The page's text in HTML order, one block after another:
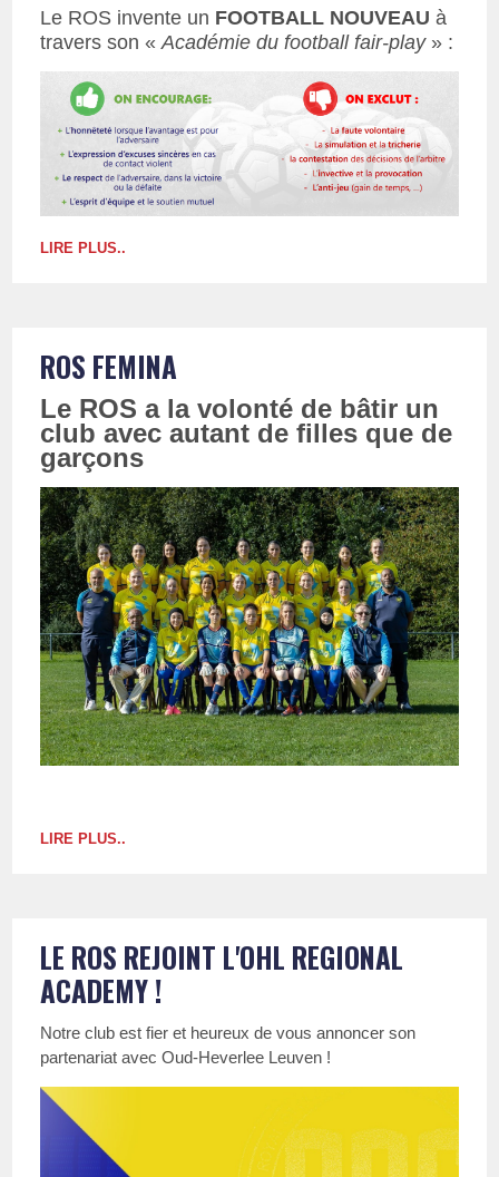
Le ROS invente un FOOTBALL NOUVEAU à
travers son «Académie du football fair-play» :
LIRE PLUS..
ROS FEMINA
Le ROS a la volonté de bâtir un
club avec autant de filles que de
garçons
LIRE PLUS..
LE ROS REJOINT L'OHL REGIONAL
ACADEMY !
Notre club est fier et heureux de vous annoncer son
partenariat avec Oud-Heverlee Leuven !